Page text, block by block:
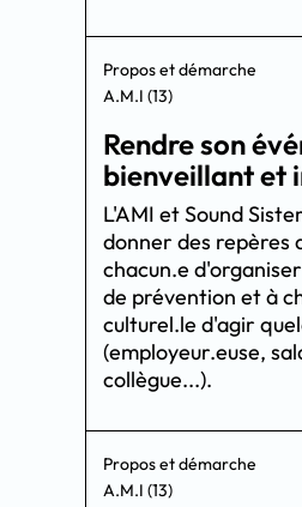
Propos et démarche
A.M.I (13)
Rendre son
bienveillant et
L'AMI et Sound
donner des repères
chacun.e
de prévention et à
culturel.le d'agir
(employeur.euse,
collègue...).
Propos et démarche
A.M.I (13)